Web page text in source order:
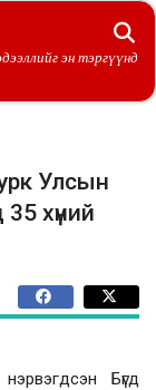
эн тэргүүнд
Улсын
хүний
Бүгд